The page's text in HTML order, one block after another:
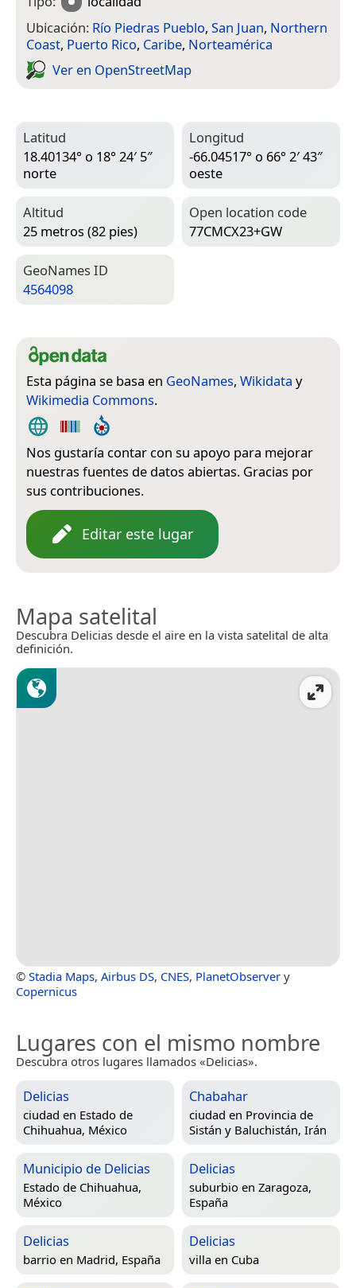
Ubicación: Río Piedras Pueblo, San Juan, Northern
Coast, Puerto Rico, Caribe, Norteamérica
Ver en Open­Street­Map
Latitud
18.40134° o 18° 24′ 5″
norte
Longitud
-66.04517° o 66° 2′ 43″
oeste
Altitud
25 metros (82 pies)
Open location code
77CMCX23+GW
Geo­Names ID
4564098
Esta página se basa en GeoNames, Wikidata y
Wikimedia Commons.
Nos gustaría contar con su apoyo para mejorar
nuestras fuentes de datos abiertas. Gracias por
sus contribuciones.
Editar este lugar
Mapa satelital
Descubra Delicias desde el aire en la vista satelital de alta
definición.
© Stadia Maps, Airbus DS, CNES, PlanetObserver y
Copernicus
Lugares con el mismo nombre
Descubra otros lugares llamados «Delicias».
Delicias
ciudad en Estado de
Chihuahua, México
Chabahar
ciudad en Provincia de
Sistán y Baluchistán, Irán
Municipio de Delicias
Estado de Chihuahua,
México
Delicias
suburbio en Zaragoza,
España
Delicias
barrio en Madrid, España
Delicias
villa en Cuba